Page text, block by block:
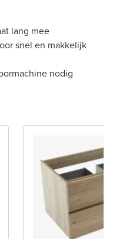
lang mee
snel en makkelijk
nodig